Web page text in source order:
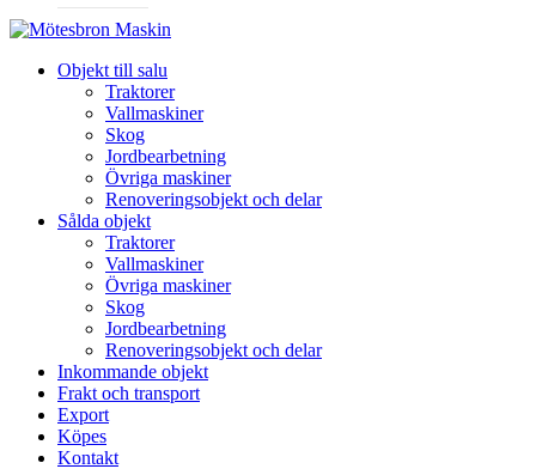
Objekt till salu
Traktorer
Vallmaskiner
Skog
Jordbearbetning
Övriga maskiner
Renoveringsobjekt och delar
Sålda objekt
Traktorer
Vallmaskiner
Övriga maskiner
Skog
Jordbearbetning
Renoveringsobjekt och delar
Inkommande objekt
Frakt och transport
Export
Köpes
Kontakt